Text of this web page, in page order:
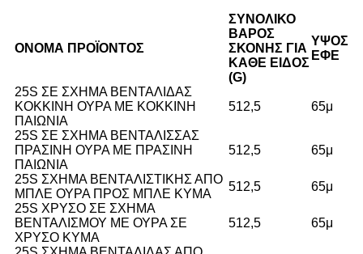
ΌΝΟΜΑ ΠΡΟΪΌΝΤΟΣ
ΣΥΝΟΛΙΚΌ
ΒΆΡΟΣ
ΣΚΌΝΗΣ ΓΙΑ
ΚΆΘΕ ΕΊΔΟΣ
(G)
ΎΨΟΣ
ΕΦΈ
25S ΣΕ ΣΧΗΜΑ ΒΕΝΤΑΛΙΔΑΣ
ΚΟΚΚΙΝΗ ΟΥΡΑ ΜΕ ΚΟΚΚΙΝΗ
ΠΑΙΩΝΙΑ
512,5 65μ
25S ΣΕ ΣΧΗΜΑ ΒΕΝΤΑΛΙΣΣΑΣ
ΠΡΑΣΙΝΗ ΟΥΡΑ ΜΕ ΠΡΑΣΙΝΗ
ΠΑΙΩΝΙΑ
512,5 65μ
25S ΣΧΗΜΑ ΒΕΝΤΑΛΙΣΤΙΚΗΣ ΑΠΟ
ΜΠΛΕ ΟΥΡΑ ΠΡΟΣ ΜΠΛΕ ΚΥΜΑ
512,5
65μ
25S ΧΡΥΣΟ ΣΕ ΣΧΗΜΑ
ΒΕΝΤΑΛΙΣΜΟΥ ΜΕ ΟΥΡΑ ΣΕ
ΧΡΥΣΟ ΚΥΜΑ
512,5 65μ